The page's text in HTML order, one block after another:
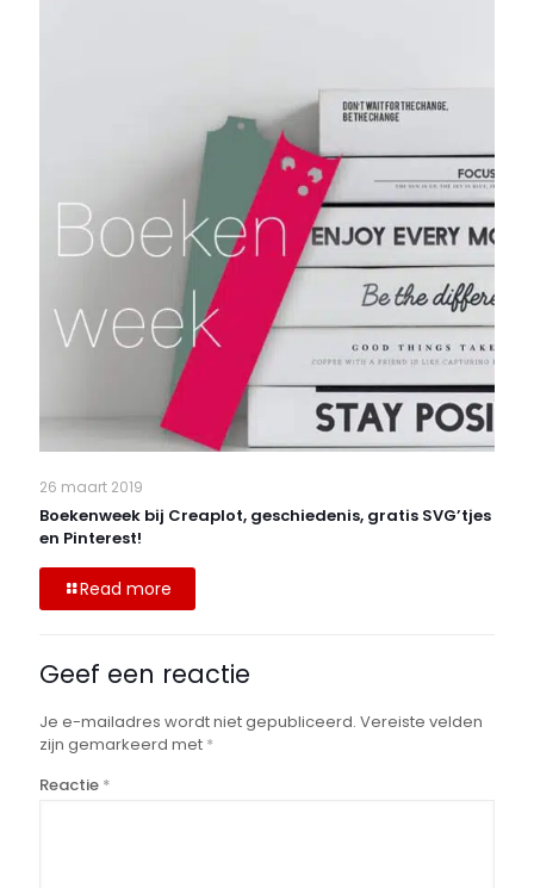
26 maart 2019
Boekenweek bij Creaplot, geschiedenis, gratis SVG’tjes
en Pinterest!
Read more
Geef een reactie
Je e-mailadres wordt niet gepubliceerd. Vereiste velden
zijn gemarkeerd met *
Reactie *